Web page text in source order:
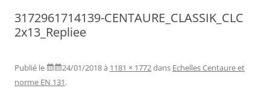
3172961714139-CENTAURE_CLASSIK_CLC
2x13_Repliee
Publié le 24/01/2018à 1181 × 1772dans Echelles Centaure et
norme EN 131.